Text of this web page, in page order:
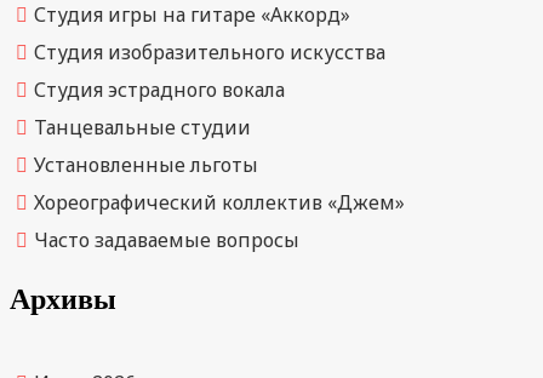
Студия игры на гитаре «Аккорд»
Студия изобразительного искусства
Студия эстрадного вокала
Танцевальные студии
Установленные льготы
Хореографический коллектив «Джем»
Часто задаваемые вопросы
Архивы